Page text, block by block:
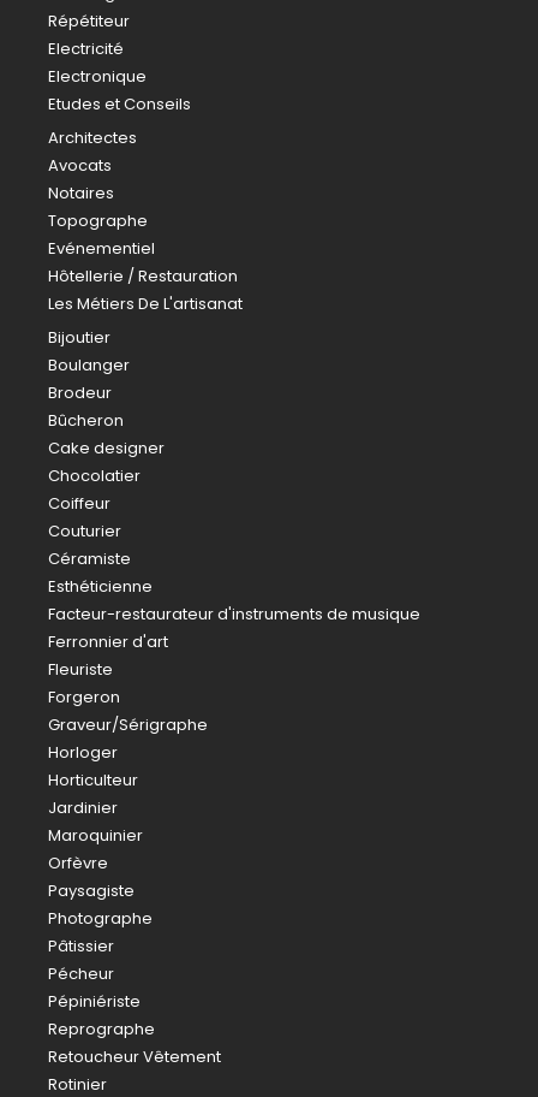
Répétiteur
Electricité
Electronique
Etudes et Conseils
Architectes
Avocats
Notaires
Topographe
Evénementiel
Hôtellerie / Restauration
Les Métiers De L'artisanat
Bijoutier
Boulanger
Brodeur
Bûcheron
Cake designer
Chocolatier
Coiffeur
Couturier
Céramiste
Esthéticienne
Facteur-restaurateur d'instruments de musique
Ferronnier d'art
Fleuriste
Forgeron
Graveur/Sérigraphe
Horloger
Horticulteur
Jardinier
Maroquinier
Orfèvre
Paysagiste
Photographe
Pâtissier
Pécheur
Pépiniériste
Reprographe
Retoucheur Vêtement
Rotinier